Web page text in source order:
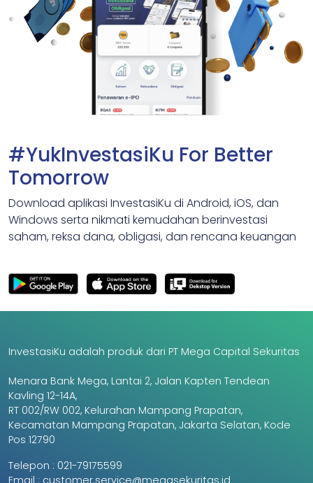
#YukInvestasiKu For Better
Tomorrow
Download aplikasi InvestasiKu di Android, iOS, dan
Windows serta nikmati kemudahan berinvestasi
saham, reksa dana, obligasi, dan rencana keuangan
InvestasiKu adalah produk dari PT Mega Capital Sekuritas
Menara Bank Mega, Lantai 2, Jalan Kapten Tendean
Kavling 12-14A,
RT 002/RW 002, Kelurahan Mampang Prapatan,
Kecamatan Mampang Prapatan, Jakarta Selatan, Kode
Pos 12790
Telepon : 021-79175599
Email : customer.service@megasekuritas.id